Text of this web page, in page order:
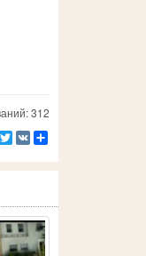
312
Twitter
VK